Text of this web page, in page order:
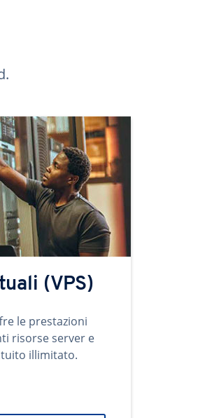
(VPS)
le prestazioni
risorse server e
illimitato.